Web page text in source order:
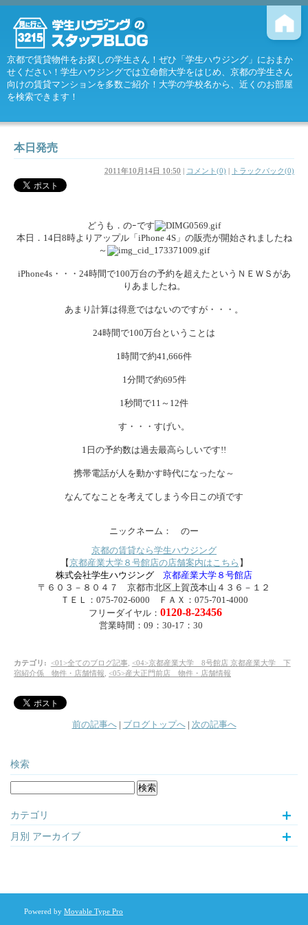
京都で賃貸物件をお探しの学生さん！ぜひ「学生ハウジング」におまか
せください！学生ハウジングでは立命館大学をはじめ、京都の学生さん
向けの賃貸マンションを多数ご紹介！大学の学校名から、近くのお部屋
を検索できます！
本日発売
2011年10月14日 10:50 | コメント(0) | トラックバック(0)
どうも．のｰです
本日．14日8時よりアップル「iPhone 4S」の販売が開始されましたね
～
iPhone4s・・・24時間で100万台の予約を超えたというＮＥＷＳがあ
りあましたね。
あまり計算は得意ではないのですが・・・。
24時間で100万台ということは
1時間で約41,666件
1分間で約695件
1秒間で11～12件
す・・・すげい。
1日の予約数は過去最高らしいです!!
携帯電話が人を動かす時代になったな～
なんてなことを考えてしまう今日この頃です
ニックネーム： のー
京都の賃貸なら学生ハウジング
【京都産業大学８号館店の店舗案内はこちら 】
株式会社学生ハウジング 京都産業大学８号館店
〒６０３－８０４７ 京都市北区上賀茂本山４３６－１２
ＴＥＬ：075-702-6000 ＦＡＸ：075-701-4000
フリーダイヤル： 0120-8-23456
営業時間：09：30-17：30
カテゴリ : <01>全てのブログ記事, <04>京都産業大学 8号館店 京都産業大学 下
宿紹介係 物件・店舗情報
<05>産大正門前店 物件・店舗情報
前の記事へ| ブログトップへ| 次の記事へ
検索
カテゴリ
月別 アーカイブ
Powered by Movable Type Pro